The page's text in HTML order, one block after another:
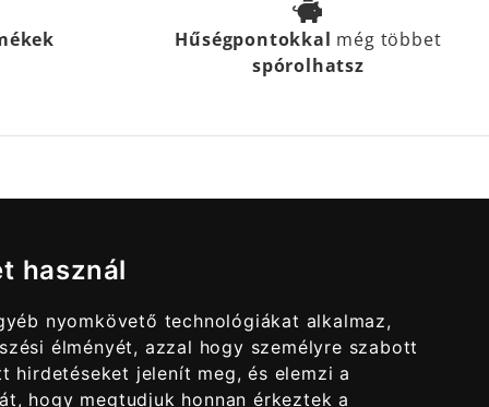
használ
nyomkövető technológiákat alkalmaz,
élményét, azzal hogy személyre szabott
hirdetéseket jelenít meg, és elemzi a
hogy megtudjuk honnan érkeztek a
Hűségpontokkal még többet
spórolhatsz